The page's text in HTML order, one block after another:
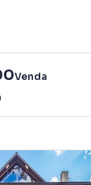
Venda